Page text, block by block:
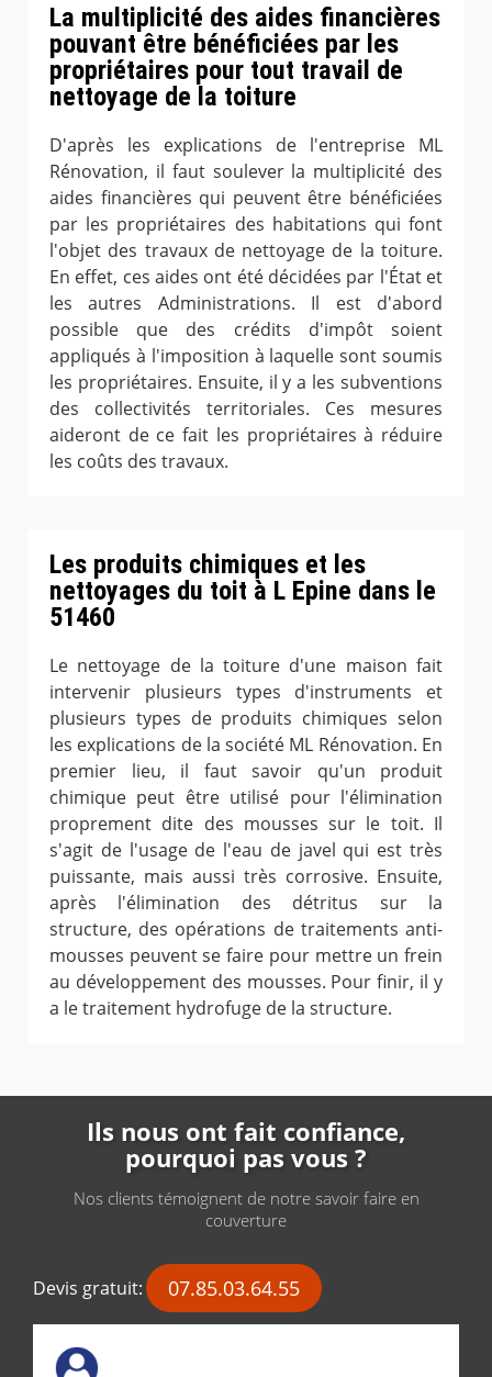
La multiplicité des aides financières
pouvant être bénéficiées par les
propriétaires pour tout travail de
nettoyage de la toiture
D'après les explications de l'entreprise ML
Rénovation, il faut soulever la multiplicité des
aides financières qui peuvent être bénéficiées
par les propriétaires des habitations qui font
l'objet des travaux de nettoyage de la toiture.
En effet, ces aides ont été décidées par l'État et
les autres Administrations. Il est d'abord
possible que des crédits d'impôt soient
appliqués à l'imposition à laquelle sont soumis
les propriétaires. Ensuite, il y a les subventions
des collectivités territoriales. Ces mesures
aideront de ce fait les propriétaires à réduire
les coûts des travaux.
Les produits chimiques et les
nettoyages du toit à L Epine dans le
51460
Le nettoyage de la toiture d'une maison fait
intervenir plusieurs types d'instruments et
plusieurs types de produits chimiques selon
les explications de la société ML Rénovation. En
premier lieu, il faut savoir qu'un produit
chimique peut être utilisé pour l'élimination
proprement dite des mousses sur le toit. Il
s'agit de l'usage de l'eau de javel qui est très
puissante, mais aussi très corrosive. Ensuite,
après l'élimination des détritus sur la
structure, des opérations de traitements anti-
mousses peuvent se faire pour mettre un frein
au développement des mousses. Pour finir, il y
a le traitement hydrofuge de la structure.
Ils nous ont fait confiance,
pourquoi pas vous ?
Nos clients témoignent de notre savoir faire en
couverture
Devis gratuit: 07.85.03.64.55